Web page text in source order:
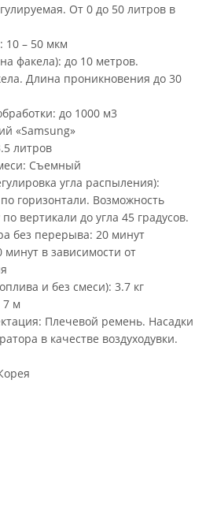
От 0 до 50 литров в
10 – 50 мкм
факела): до 10 метров.
Длина проникновения до 30
до 1000 м3
«Samsung»
литров
Съемный
угла распыления):
горизонтали. Возможность
вертикали до угла 45 градусов.
без перерыва: 20 минут
в зависимости от
и без смеси): 3.7 кг
7 м
Плечевой ремень. Насадки
в качестве воздуходувки.